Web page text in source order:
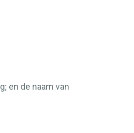
en de naam van